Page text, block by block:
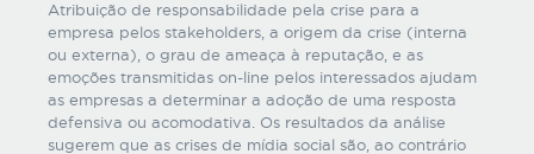
Atribuição de responsabilidade pela crise para a
empresa pelos stakeholders, a origem da crise (interna
ou externa), o grau de ameaça à reputação, e as
emoções transmitidas on-line pelos interessados ajudam
as empresas a determinar a adoção de uma resposta
defensiva ou acomodativa. Os resultados da análise
sugerem que as crises de mídia social são, ao contrário